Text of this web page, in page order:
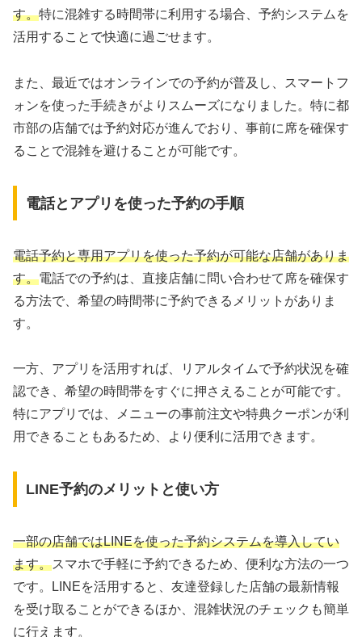
す。特に混雑する時間帯に利用する場合、予約システムを
活用することで快適に過ごせます。
また、最近ではオンラインでの予約が普及し、スマートフ
ォンを使った手続きがよりスムーズになりました。特に都
市部の店舗では予約対応が進んでおり、事前に席を確保す
ることで混雑を避けることが可能です。
電話とアプリを使った予約の手順
電話予約と専用アプリを使った予約が可能な店舗がありま
す。電話での予約は、直接店舗に問い合わせて席を確保す
る方法で、希望の時間帯に予約できるメリットがありま
す。
一方、アプリを活用すれば、リアルタイムで予約状況を確
認でき、希望の時間帯をすぐに押さえることが可能です。
特にアプリでは、メニューの事前注文や特典クーポンが利
用できることもあるため、より便利に活用できます。
LINE予約のメリットと使い方
一部の店舗ではLINEを使った予約システムを導入してい
ます。スマホで手軽に予約できるため、便利な方法の一つ
です。LINEを活用すると、友達登録した店舗の最新情報
を受け取ることができるほか、混雑状況のチェックも簡単
に行えます。